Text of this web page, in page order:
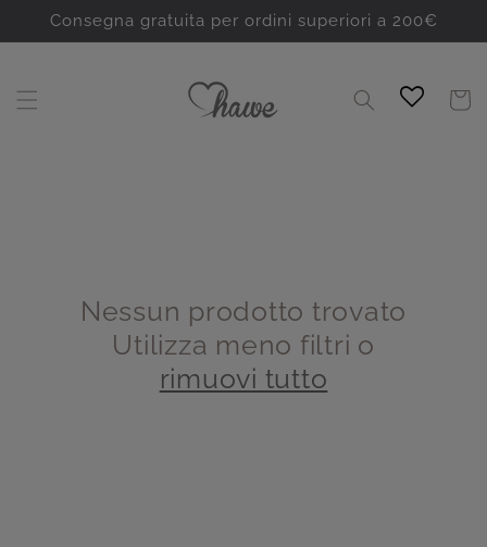
direttamente
ai contenuti
Consegna gratuita per ordini superiori a 200€
Carrello
Nessun prodotto trovato
Utilizza meno filtri o
rimuovi tutto